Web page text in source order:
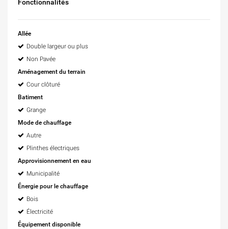
Fonctionnalités
Allée
Double largeur ou plus
Non Pavée
Aménagement du terrain
Cour clôturé
Batiment
Grange
Mode de chauffage
Autre
Plinthes électriques
Approvisionnement en eau
Municipalité
Énergie pour le chauffage
Bois
Électricité
Équipement disponible